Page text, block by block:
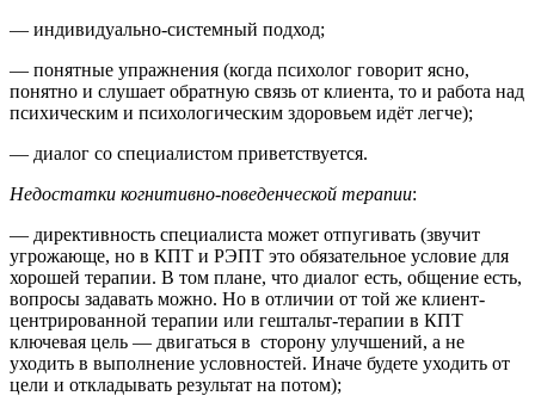
— индивидуально-системный подход;
— понятные упражнения (когда психолог говорит ясно,
понятно и слушает обратную связь от клиента, то и работа над
психическим и психологическим здоровьем идёт легче);
— диалог со специалистом приветствуется.
Недостатки когнитивно-поведенческой терапии:
— директивность специалиста может отпугивать (звучит
угрожающе, но в КПТ и РЭПТ это обязательное условие для
хорошей терапии. В том плане, что диалог есть, общение есть,
вопросы задавать можно. Но в отличии от той же клиент-
центрированной терапии или гештальт-терапии в КПТ
ключевая цель — двигаться в сторону улучшений, а не
уходить в выполнение условностей. Иначе будете уходить от
цели и откладывать результат на потом);